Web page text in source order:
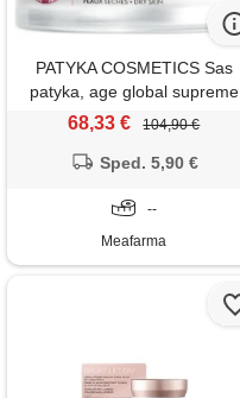
PATYKA COSMETICS Sas
patyka, age global supreme
crema ricca ridensificante, 50
68,33 € 104,90 €
Sped. 5,90 €
--
Meafarma